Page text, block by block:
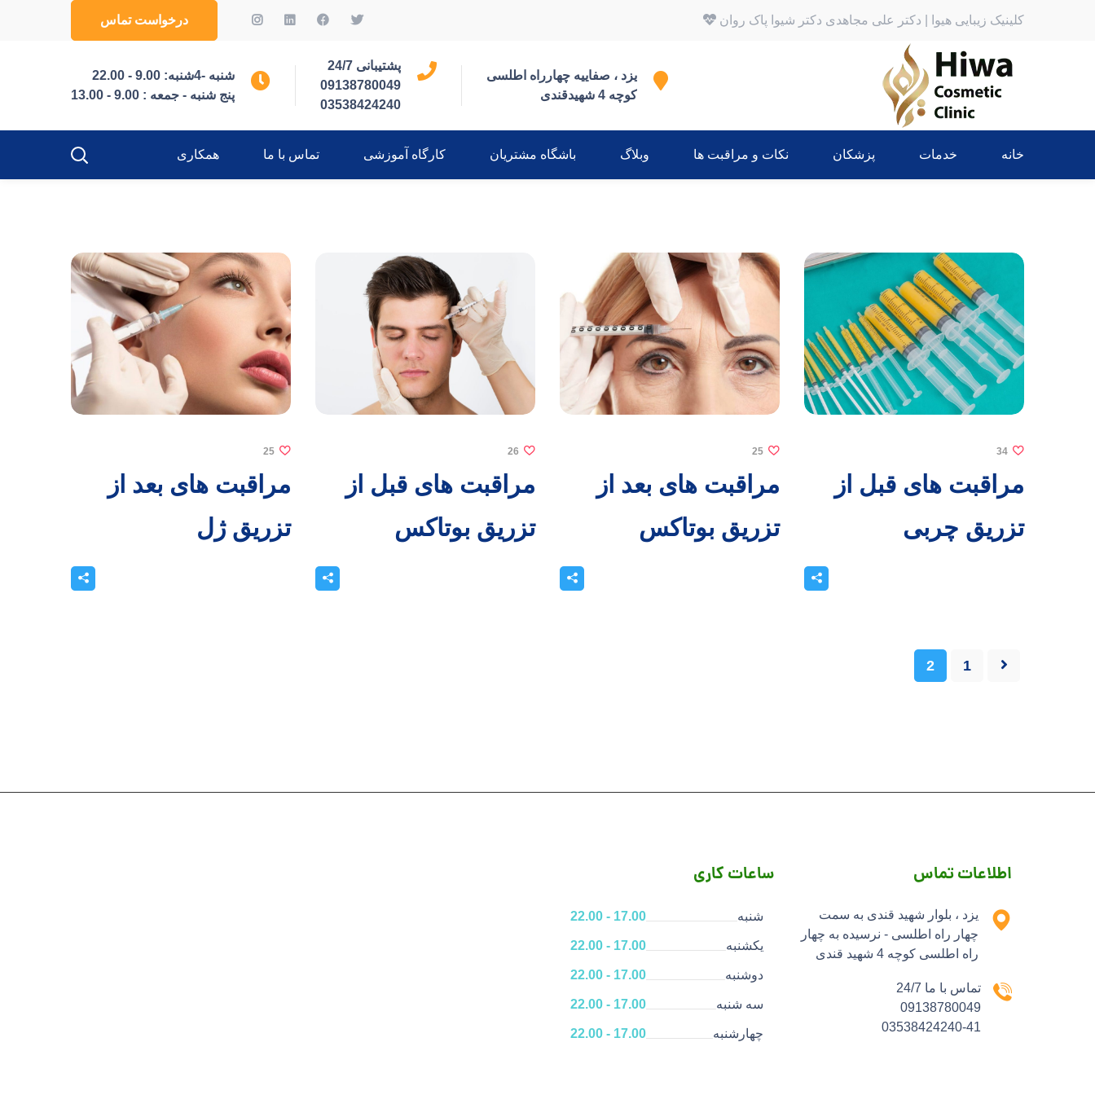
کلینیک زیبایی هیوا | دکتر علی مجاهدی دکتر شیوا پاک روان درخواست تماس
یزد ، صفاییه چهارراه اطلسی
کوچه 4 شهیدقندی
پشتیبانی 24/7
09138780049
03538424240
شنبه -4شنبه: 9.00 - 22.00
پنج شنبه - جمعه : 9.00 - 13.00
خانه خدمات پزشکان نکات و مراقبت ها وبلاگ باشگاه مشتریان کارگاه آموزشی تماس با ما همکاری
34
مراقبت های قبل از
تزریق چربی
25
مراقبت های بعد از
تزریق بوتاکس
26
مراقبت های قبل از
تزریق بوتاکس
25
مراقبت های بعد از
تزریق ژل
1
2
اطلاعات تماس
یزد ، بلوار شهید قندی به سمت
چهار راه اطلسی - نرسیده به چهار
راه اطلسی کوچه 4 شهید قندی
تماس با ما 24/7
09138780049
03538424240-41
ساعات کاری
شنبه 17.00 - 22.00
یکشنبه 17.00 - 22.00
دوشنبه 17.00 - 22.00
سه شنبه 17.00 - 22.00
چهارشنبه 17.00 - 22.00